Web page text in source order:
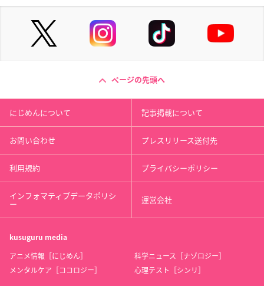
ページの先頭へ
にじめんについて 記事掲載について
お問い合わせ プレスリリース送付先
利用規約 プライバシーポリシー
インフォマティブデータポリシ
ー 運営会社
kusuguru media
アニメ情報［にじめん］
科学ニュース［ナゾロジー］
メンタルケア［ココロジー］
心理テスト［シンリ］